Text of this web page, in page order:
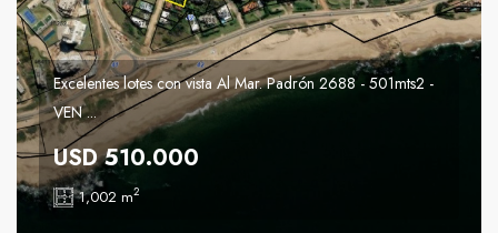
Excelentes lotes con vista Al Mar. Padrón 2688 - 501mts2 -
VEN ...
USD 510.000
1,002 m2